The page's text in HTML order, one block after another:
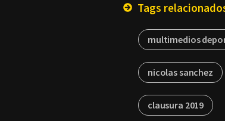
Tags
multimedios
nicolas sanchez
clausura 2019